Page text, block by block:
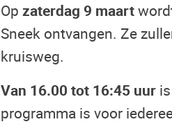
Op zaterdag 9 maart
Sneek ontvangen. Ze
kruisweg.
Van 16.00 tot 16:45 uur
programma is voor